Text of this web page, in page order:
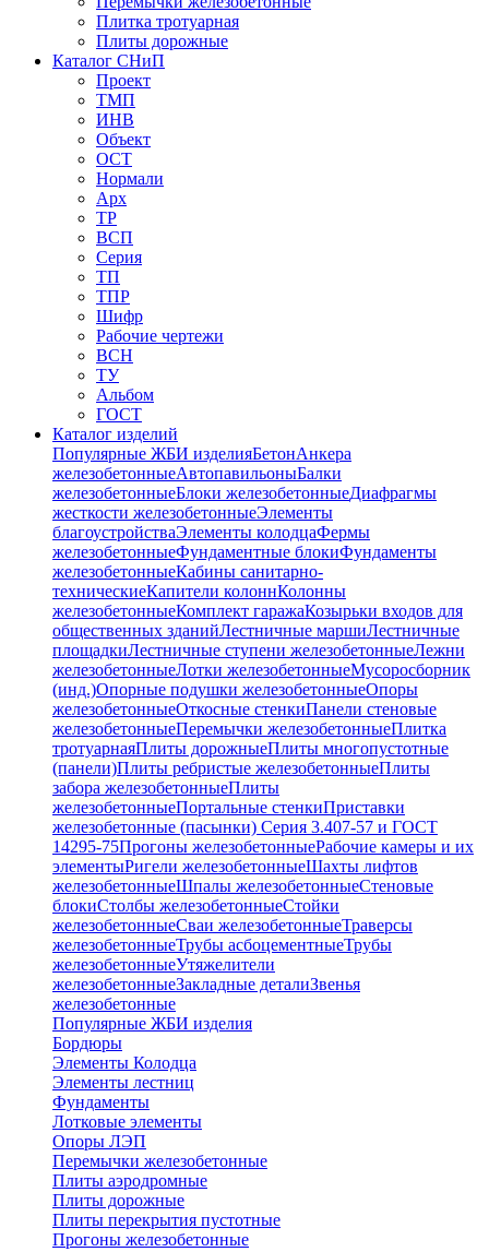
Плитка тротуарная
Плиты дорожные
Каталог СНиП
Проект
ТМП
ИНВ
Объект
ОСТ
Нормали
Арх
ТР
ВСП
Серия
ТП
ТПР
Шифр
Рабочие чертежи
ВСН
ТУ
Альбом
ГОСТ
Каталог изделий
Популярные ЖБИ изделияБетонАнкера
железобетонныеАвтопавильоныБалки
железобетонныеБлоки железобетонныеДиафрагмы
жесткости железобетонныеЭлементы
благоустройстваЭлементы колодцаФермы
железобетонныеФундаментные блокиФундаменты
железобетонныеКабины санитарно-
техническиеКапители колоннКолонны
железобетонныеКомплект гаражаКозырьки входов для
общественных зданийЛестничные маршиЛестничные
площадкиЛестничные ступени железобетонныеЛежни
железобетонныеЛотки железобетонныеМусоросборник
(инд.)Опорные подушки железобетонныеОпоры
железобетонныеОткосные стенкиПанели стеновые
железобетонныеПеремычки железобетонныеПлитка
тротуарнаяПлиты дорожныеПлиты многопустотные
(панели)Плиты ребристые железобетонныеПлиты
забора железобетонныеПлиты
железобетонныеПортальные стенкиПриставки
железобетонные (пасынки) Серия 3.407-57 и ГОСТ
14295-75Прогоны железобетонныеРабочие камеры и их
элементыРигели железобетонныеШахты лифтов
железобетонныеШпалы железобетонныеСтеновые
блокиСтолбы железобетонныеСтойки
железобетонныеСваи железобетонныеТраверсы
железобетонныеТрубы асбоцементныеТрубы
железобетонныеУтяжелители
железобетонныеЗакладные деталиЗвенья
железобетонные
Популярные ЖБИ изделия
Бордюры
Элементы Колодца
Элементы лестниц
Фундаменты
Лотковые элементы
Опоры ЛЭП
Перемычки железобетонные
Плиты аэродромные
Плиты дорожные
Плиты перекрытия пустотные
Прогоны железобетонные